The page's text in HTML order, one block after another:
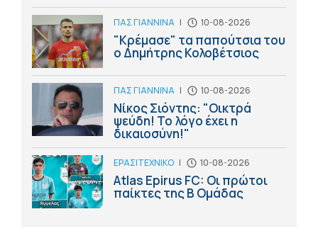
ΠΑΣ ΓΙΑΝΝΙΝΑ | 10-08-2026
"Κρέμασε" τα παπούτσια του
ο Δημήτρης Κολοβέτσιος
ΠΑΣ ΓΙΑΝΝΙΝΑ | 10-08-2026
Νίκος Σιόντης: "Οικτρά
ψεύδη! Το λόγο έχει η
δικαιοσύνη!"
ΕΡΑΣΙΤΕΧΝΙΚΟ | 10-08-2026
Atlas Epirus FC: Οι πρώτοι
παίκτες της Β Ομάδας